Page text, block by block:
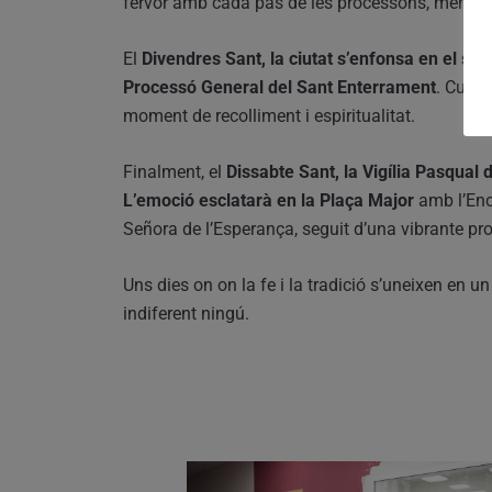
El Divendres Sant, la ciutat s’enfonsa en el
Processó General del Sant Enterrament.
moment de recolliment i espiritualitat.
Finalment, el Dissabte Sant, la Vigília Pasqual
L’emoció esclatarà en la Plaça Major amb
Señora de l’Esperança, seguit d’una vibrante
Uns dies on on la fe i la tradició s’uneixen en
indiferent ningú.